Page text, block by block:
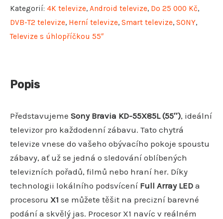
Kategorií: 4K televize, Android televize, Do 25 000 Kč,
DVB-T2 televize, Herní televize, Smart televize, SONY,
Televize s úhlopříčkou 55″
Popis
Představujeme Sony Bravia KD-55X85L (55″), ideální
televizor pro každodenní zábavu. Tato chytrá
televize vnese do vašeho obývacího pokoje spoustu
zábavy, ať už se jedná o sledování oblíbených
televizních pořadů, filmů nebo hraní her. Díky
technologii lokálního podsvícení Full Array LED a
procesoru X1 se můžete těšit na precizní barevné
podání a skvělý jas. Procesor X1 navíc v reálném